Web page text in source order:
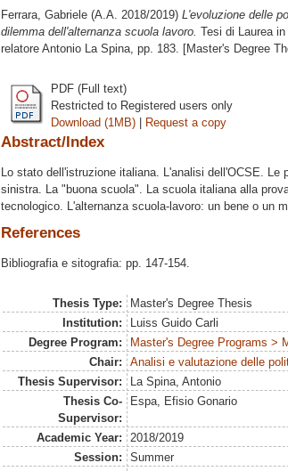
Ferrara, Gabriele (A.A. 2018/2019) L'evoluzione delle
dilemma dell'alternanza scuola lavoro. Tesi di Laurea in
relatore Antonio La Spina, pp. 183. [Master's Degree
PDF (Full text)
Restricted to Registered users only
Download (1MB) | Request a copy
Abstract/Index
Lo stato dell'istruzione italiana. L'analisi dell'OCSE.
sinistra. La "buona scuola". La scuola italiana alla
tecnologico. L'alternanza scuola-lavoro: un bene o un
References
Bibliografia e sitografia: pp. 147-154.
Thesis Type:
Master's Degree Thesis
Institution:
Luiss Guido Carli
Degree Program:
Master's Degree Programs >
Chair:
Analisi e valutazione delle
Thesis Supervisor:
La Spina, Antonio
Thesis Co-
Supervisor:
Espa, Efisio Gonario
Academic Year:
2018/2019
Session:
Summer